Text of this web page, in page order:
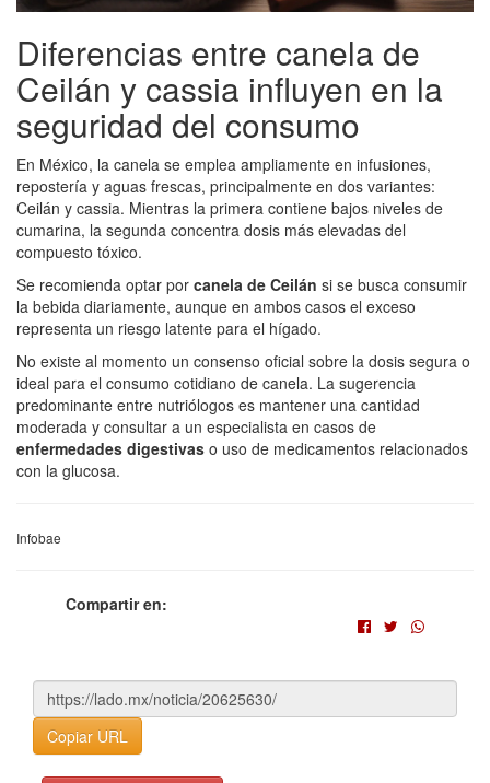
Diferencias entre canela de
Ceilán y cassia influyen en la
seguridad del consumo
En México, la canela se emplea ampliamente en infusiones,
repostería y aguas frescas, principalmente en dos variantes:
Ceilán y cassia. Mientras la primera contiene bajos niveles de
cumarina, la segunda concentra dosis más elevadas del
compuesto tóxico.
Se recomienda optar por canela de Ceilán si se busca consumir
la bebida diariamente, aunque en ambos casos el exceso
representa un riesgo latente para el hígado.
No existe al momento un consenso oficial sobre la dosis segura o
ideal para el consumo cotidiano de canela. La sugerencia
predominante entre nutriólogos es mantener una cantidad
moderada y consultar a un especialista en casos de
enfermedades digestivas o uso de medicamentos relacionados
con la glucosa.
Infobae
Compartir en:
Copiar URL